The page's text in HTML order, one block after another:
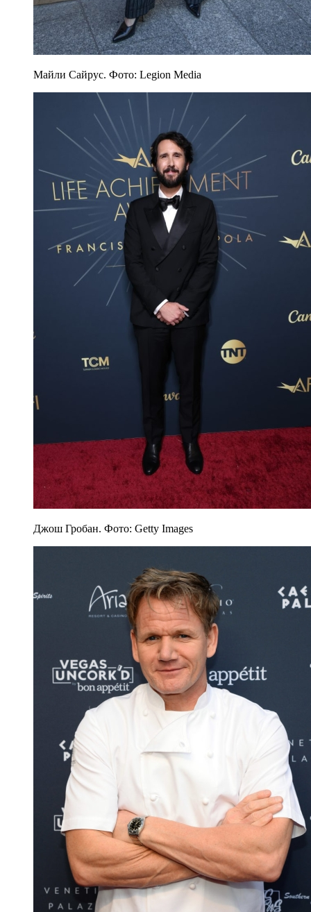
Майли Сайрус. Фото: Legion Media
Джош Гробан. Фото: Getty Images